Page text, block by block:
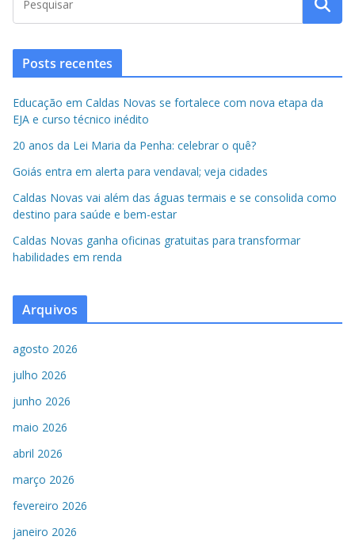
Posts recentes
Educação em Caldas Novas se fortalece com nova etapa da
EJA e curso técnico inédito
20 anos da Lei Maria da Penha: celebrar o quê?
Goiás entra em alerta para vendaval; veja cidades
Caldas Novas vai além das águas termais e se consolida como
destino para saúde e bem-estar
Caldas Novas ganha oficinas gratuitas para transformar
habilidades em renda
Arquivos
agosto 2026
julho 2026
junho 2026
maio 2026
abril 2026
março 2026
fevereiro 2026
janeiro 2026